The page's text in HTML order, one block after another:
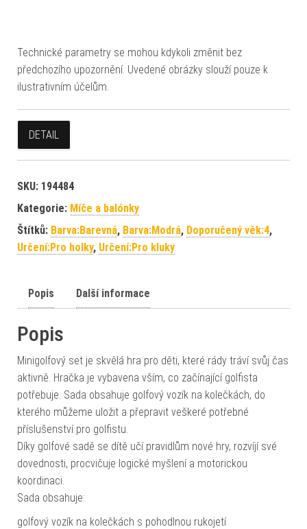
Technické parametry se mohou kdykoli změnit bez
předchozího upozornění. Uvedené obrázky slouží pouze k
ilustrativním účelům.
DETAIL
SKU: 194484
Kategorie: Míče a balónky
Štítků: Barva:Barevná, Barva:Modrá, Doporučený věk:4,
Určení:Pro holky, Určení:Pro kluky
Popis Další informace
Popis
Minigolfový set je skvělá hra pro děti, které rády tráví svůj čas
aktivně. Hračka je vybavena vším, co začínající golfista
potřebuje. Sada obsahuje golfový vozík na kolečkách, do
kterého můžeme uložit a přepravit veškeré potřebné
příslušenství pro golfistu.
Díky golfové sadě se dítě učí pravidlům nové hry, rozvíjí své
dovednosti, procvičuje logické myšlení a motorickou
koordinaci.
Sada obsahuje:
golfový vozík na kolečkách s pohodlnou rukojetí